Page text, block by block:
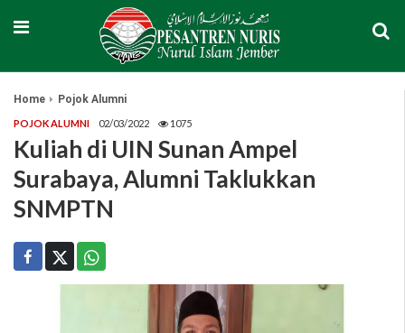
Home Pojok Alumni
POJOK ALUMNI 02/03/2022 1075
Kuliah di UIN Sunan Ampel
Surabaya, Alumni Taklukkan
SNMPTN